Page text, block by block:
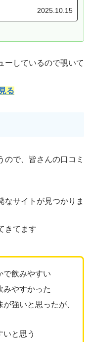
2025.10.15
ーしているので覗いて
る
ので、皆さんの口コミ
サイトが見つかりま
きてます
で飲みやすい
みやすかった
強いと思ったが、
いと思う